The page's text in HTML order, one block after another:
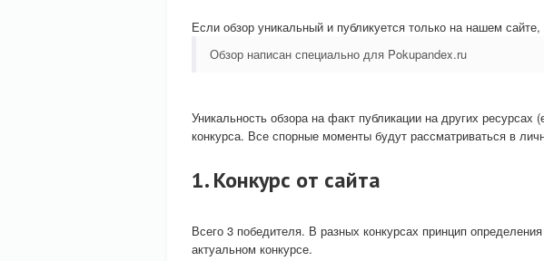
Если обзор уникальный и публикуется только на нашем
Обзор написан специально для Pokupandex.ru
Уникальность обзора на факт публикации на других ресурсах
конкурса. Все спорные моменты будут рассматриваться в
1. Конкурс от сайта
Всего 3 победителя. В разных конкурсах принцип
актуальном конкурсе.